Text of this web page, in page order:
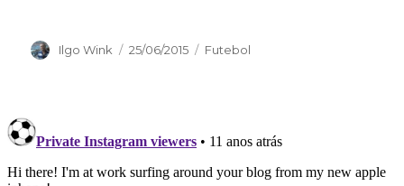
Autor
Ilgo Wink
Publicado
25/06/2015 Categorias
Futebol